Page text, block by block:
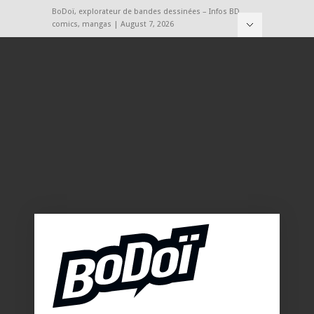
BoDoï, explorateur de bandes dessinées – Infos BD,
comics, mangas | August 7, 2026